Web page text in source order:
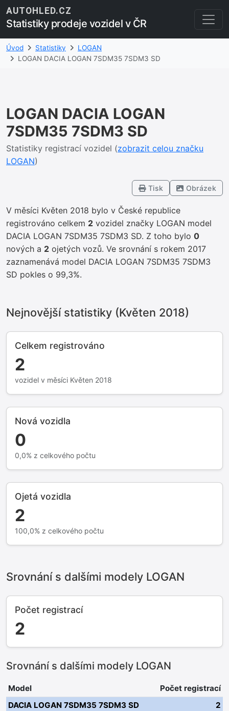
AUTOHLED.CZ
Statistiky prodeje vozidel v ČR
Úvod Statistiky
LOGAN
LOGAN DACIA LOGAN 7SDM35 7SDM3 SD
LOGAN DACIA LOGAN
7SDM35 7SDM3 SD
Statistiky registrací vozidel (zobrazit celou značku
LOGAN)
Tisk Obrázek
V měsíci Květen 2018 bylo v České republice
registrováno celkem 2 vozidel značky LOGAN model
DACIA LOGAN 7SDM35 7SDM3 SD. Z toho bylo 0
nových a 2 ojetých vozů. Ve srovnání s rokem 2017
zaznamenává model DACIA LOGAN 7SDM35 7SDM3
SD pokles o 99,3%.
Nejnovější statistiky (Květen 2018)
Celkem registrováno
2
vozidel v měsíci Květen 2018
Nová vozidla
0
0,0% z celkového počtu
Ojetá vozidla
2
100,0% z celkového počtu
Srovnání s dalšími modely LOGAN
Počet registrací
2
Srovnání s dalšími modely LOGAN
Model
Počet registrací
DACIA LOGAN 7SDM35 7SDM3 SD
2